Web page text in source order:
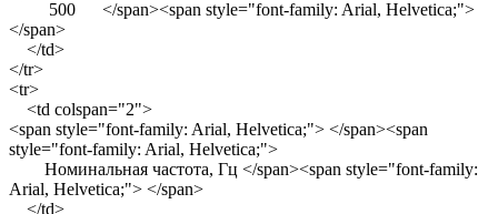
500 </span><span style="font-family: Arial, Helvetica;">
</span>
</td>
</tr>
<tr>
<td colspan="2">
<span style="font-family: Arial, Helvetica;"> </span><span
style="font-family: Arial, Helvetica;">
Номинальная частота, Гц </span><span style="font-family:
Arial, Helvetica;"> </span>
</td>